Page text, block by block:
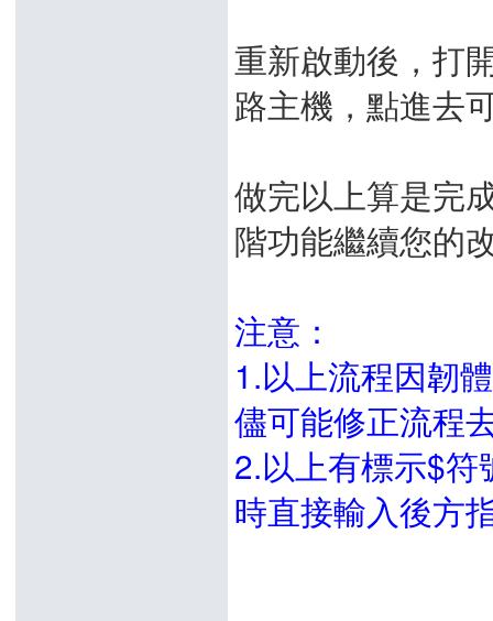
重新啟動後，打
路主機，點進去
做完以上算是完
階功能繼續您的
注意：
1.以上流程因韌
儘可能修正流程
2.以上有標示$
時直接輸入後方